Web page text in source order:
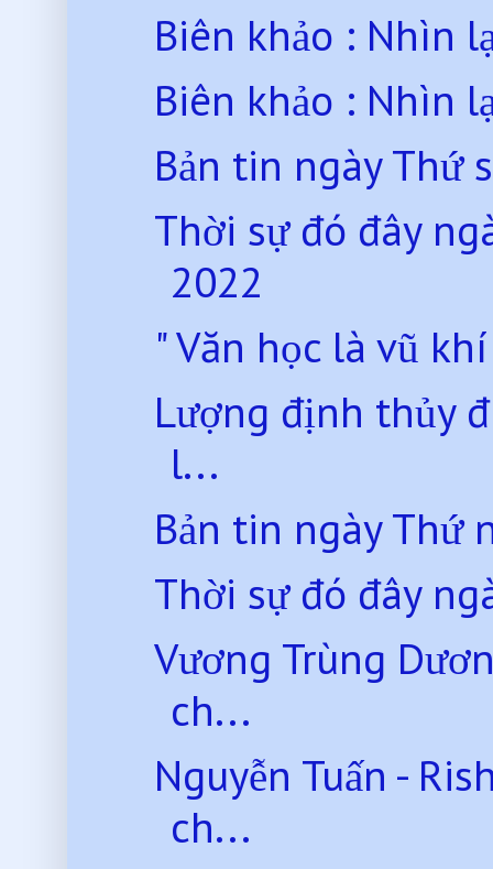
Biên khảo : Nhìn
Biên khảo : Nhìn
Bản tin ngày Thứ
Thời sự đó đây
2022
" Văn học là vũ
Lượng định thủy
l...
Bản tin ngày Thứ
Thời sự đó đây
Vương Trùng
ch...
Nguyễn Tuấn -
ch...